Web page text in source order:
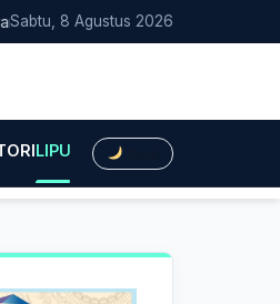
di NTT, PLN UPK Timor dan
Sabtu, 8 Agustus 2026
LIPUTAN HUKUMLIPUTAN